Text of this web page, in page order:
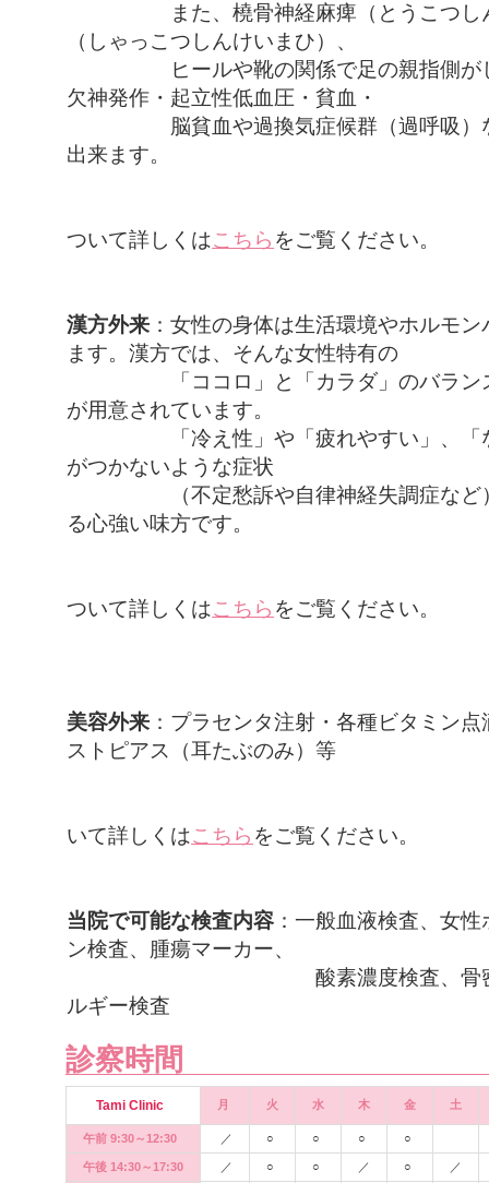
また、橈骨神経麻痺（とうこつしん
（しゃっこつしんけいまひ）、
ヒールや靴の関係で足の親指側がし
欠神発作・起立性低血圧・貧血・
脳貧血や過換気症候群（過呼吸）な
出来ます。
ついて詳しくはこちら をご覧ください。
漢方外来 ：女性の身体は生活環境やホルモ
ます。漢方では、そんな女性特有の
「ココロ」と「カラダ」のバランス
が用意されています。
「冷え性」や「疲れやすい」、「な
がつかないような症状
（不定愁訴や自律神経失調症など）
る心強い味方です。
ついて詳しくはこちら をご覧ください。
美容外来 ：プラセンタ注射・各種ビタミン
ストピアス（耳たぶのみ）等
いて詳しくはこちら をご覧ください。
当院で可能な検査内容 ：一般血液検査、女
ン検査、腫瘍マーカー、
酸素濃度検査、骨密度検査
ルギー検査
診察時間
Tami Clinic 月 火 水 木 金 土
午前 9:30～12:30 ／ ○ ○ ○ ○
午後 14:30～17:30 ／ ○ ○ ／ ○ ／